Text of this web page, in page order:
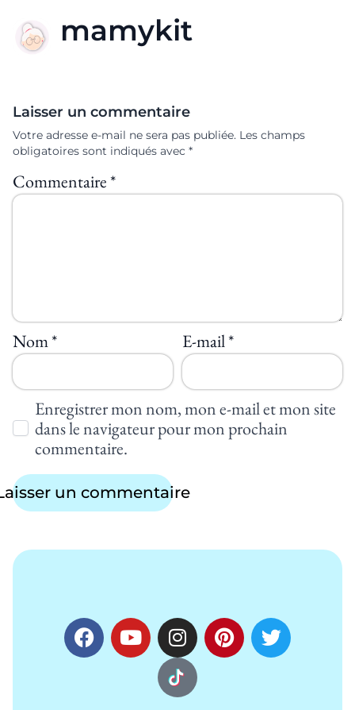
mamykit
Laisser un commentaire
Votre adresse e-mail ne sera pas publiée. Les champs
obligatoires sont indiqués avec *
Commentaire*
Nom* E-mail*
Enregistrer mon nom, mon e-mail et mon site
dans le navigateur pour mon prochain
commentaire.